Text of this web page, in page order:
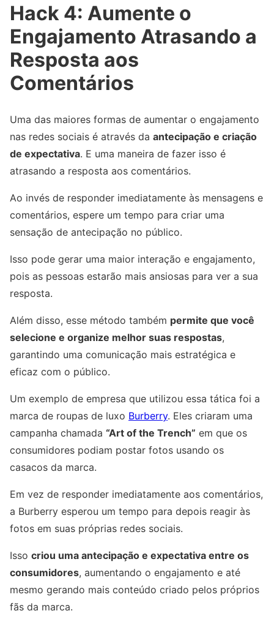
Hack 4: Aumente o
Engajamento Atrasando a
Resposta aos
Comentários
Uma das maiores formas de aumentar o engajamento
nas redes sociais é através da antecipação e criação
de expectativa. E uma maneira de fazer isso é
atrasando a resposta aos comentários.
Ao invés de responder imediatamente às mensagens e
comentários, espere um tempo para criar uma
sensação de antecipação no público.
Isso pode gerar uma maior interação e engajamento,
pois as pessoas estarão mais ansiosas para ver a sua
resposta.
Além disso, esse método também permite que você
selecione e organize melhor suas respostas,
garantindo uma comunicação mais estratégica e
eficaz com o público.
Um exemplo de empresa que utilizou essa tática foi a
marca de roupas de luxo Burberry. Eles criaram uma
campanha chamada “Art of the Trench” em que os
consumidores podiam postar fotos usando os
casacos da marca.
Em vez de responder imediatamente aos comentários,
a Burberry esperou um tempo para depois reagir às
fotos em suas próprias redes sociais.
Isso criou uma antecipação e expectativa entre os
consumidores, aumentando o engajamento e até
mesmo gerando mais conteúdo criado pelos próprios
fãs da marca.